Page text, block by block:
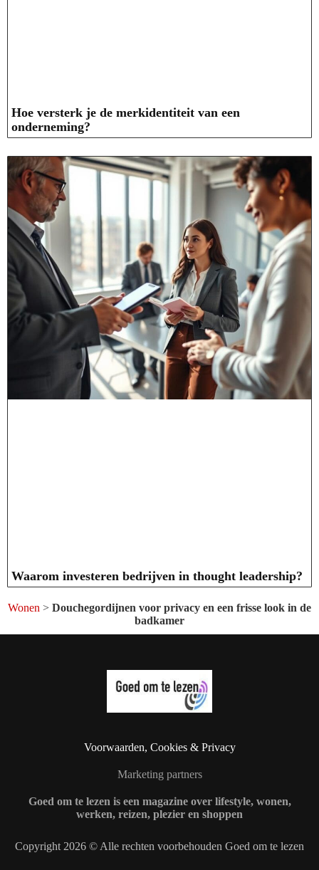
Hoe versterk je de merkidentiteit van een
onderneming?
Waarom investeren bedrijven in thought leadership?
Wonen > Douchegordijnen voor privacy en een frisse look in de
badkamer
Voorwaarden, Cookies & Privacy
Marketing partners
Goed om te lezen is een magazine over lifestyle, wonen,
werken, reizen, plezier en shoppen
Copyright 2026 © Alle rechten voorbehouden Goed om te lezen